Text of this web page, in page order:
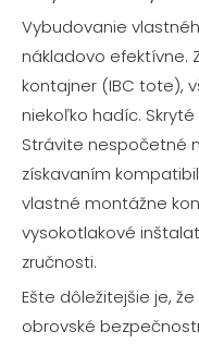
Vybudovanie
nákladovo efektívne.
kontajner (IBC tote),
niekoľko hadíc.
Strávite nespočetné
získavaním
vlastné montážne
vysokotlakové
zručnosti.
Ešte dôležitejšie je,
obrovské